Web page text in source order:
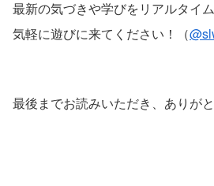
最新の気づきや学びをリアルタイ
気軽に遊びに来てください！（
最後までお読みいただき、ありが